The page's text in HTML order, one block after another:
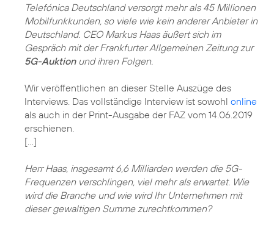
Telefónica Deutschland versorgt mehr als 45 Millionen
Mobilfunkkunden, so viele wie kein anderer Anbieter in
Deutschland. CEO Markus Haas äußert sich im
Gespräch mit der Frankfurter Allgemeinen Zeitung zur
5G-Auktionund ihren Folgen.
Wir veröffentlichen an dieser Stelle Auszüge des
Interviews. Das vollständige Interview ist sowohl online
als auch in der Print-Ausgabe der FAZ vom 14.06.2019
erschienen.
[…]
Herr Haas, insgesamt 6,6 Milliarden werden die 5G-
Frequenzen verschlingen, viel mehr als erwartet. Wie
wird die Branche und wie wird Ihr Unternehmen mit
dieser gewaltigen Summe zurechtkommen?